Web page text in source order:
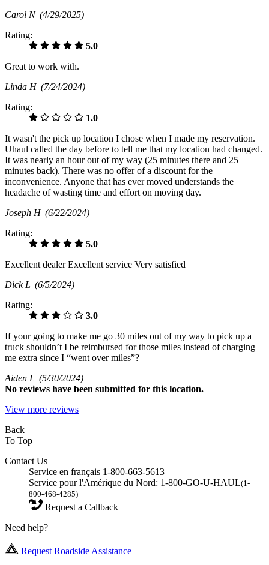
Carol N (4/29/2025)
Rating:
5.0
Great to work with.
Linda H (7/24/2024)
Rating:
1.0
It wasn't the pick up location I chose when I made my reservation.
Uhaul called the day before to tell me that my location had changed.
It was nearly an hour out of my way (25 minutes there and 25
minutes back). There was no offer of a discount for the
inconvenience. Anyone that has ever moved understands the
headache of wasting time and effort on moving day.
Joseph H (6/22/2024)
Rating:
5.0
Excellent dealer Excellent service Very satisfied
Dick L (6/5/2024)
Rating:
3.0
If your going to make me go 30 miles out of my way to pick up a
truck shouldn’t I be reimbursed for those miles instead of charging
me extra since I “went over miles”?
Aiden L (5/30/2024)
No reviews have been submitted for this location.
View more reviews
Back
To Top
Contact Us
Service en français 1-800-663-5613
Service pour l'Amérique du Nord: 1-800-GO-U-HAUL(1-
800-468-4285)
Request a Callback
Need help?
Request Roadside Assistance